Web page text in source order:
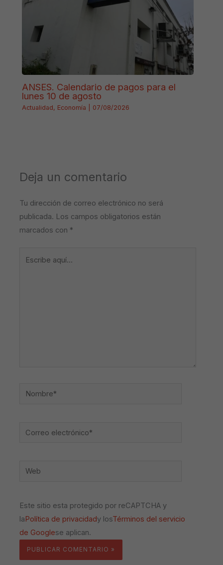
ANSES. Calendario de pagos para el
lunes 10 de agosto
Actualidad, Economía 07/08/2026
Deja un comentario
Tu dirección de correo electrónico no será
publicada. Los campos obligatorios están
marcados con *
Nombre*
Correo
Web
Este sitio esta protegido por reCAPTCHA y
la Política de privacidady losTérminos del servicio
de Googlese aplican.